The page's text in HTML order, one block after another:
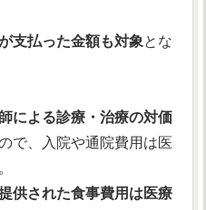
支払った金額も対象とな
による診療・治療の対価
で、入院や通院費用は医
供された食事費用は医療